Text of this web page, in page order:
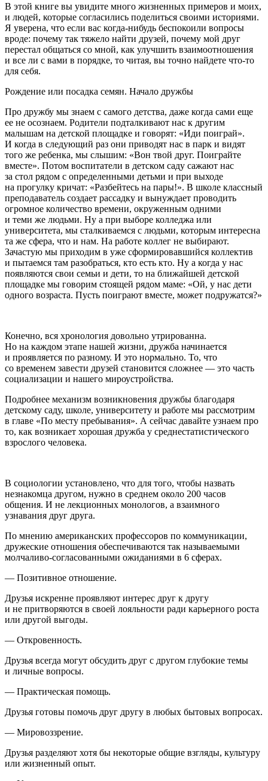
В этой книге вы увидите много жизненных примеров и моих,
и людей, которые согласились поделиться своими историями.
Я уверена, что если вас когда-нибудь беспокоили вопросы
вроде: почему так тяжело найти друзей, почему мой друг
перестал общаться со мной, как улучшить взаимоотношения
и все ли с вами в порядке, то читая, вы точно найдете что-то
для себя.
Рождение или посадка семян. Начало дружбы
Про дружбу мы знаем с самого детства, даже когда сами еще
ее не осознаем. Родители подталкивают нас к другим
малышам на детской площадке и говорят: «Иди поиграй».
И когда в следующий раз они приводят нас в парк и видят
того же ребенка, мы слышим: «Вон твой друг. Поиграйте
вместе». Потом воспитатели в детском саду сажают нас
за стол рядом с определенными детьми и при выходе
на прогулку кричат: «Разбейтесь на пары!». В школе классный
преподаватель создает рассадку и вынуждает проводить
огромное количество времени, окруженным одними
и теми же людьми. Ну а при выборе колледжа или
университета, мы сталкиваемся с людьми, которым интересна
та же сфера, что и нам. На работе коллег не выбирают.
Зачастую мы приходим в уже сформировавшийся коллектив
и пытаемся там разобраться, кто есть кто. Ну а когда у нас
появляются свои семьи и дети, то на ближайшей детской
площадке мы говорим стоящей рядом маме: «Ой, у нас дети
одного возраста. Пусть поиграют вместе, может подружатся?»
Конечно, вся хронология довольно утрированна.
Но на каждом этапе нашей жизни, дружба начинается
и проявляется по разному. И это нормально. То, что
со временем завести друзей становится сложнее — это часть
социализации и нашего мироустройства.
Подробнее механизм возникновения дружбы благодаря
детскому саду, школе, университету и работе мы рассмотрим
в главе «По месту пребывания». А сейчас давайте узнаем про
то, как возникает хорошая дружба у среднестатистического
взрослого человека.
В социологии установлено, что для того, чтобы назвать
незнакомца другом, нужно в среднем около 200 часов
общения. И не лекционных монологов, а взаимного
узнавания друг друга.
По мнению американских профессоров по коммуникации,
дружеские отношения обеспечиваются так называемыми
молчаливо-согласованными ожиданиями в 6 сферах.
— Позитивное отношение.
Друзья искренне проявляют интерес друг к другу
и не притворяются в своей лояльности ради карьерного роста
или другой выгоды.
— Откровенность.
Друзья всегда могут обсудить друг с другом глубокие темы
и личные вопросы.
— Практическая помощь.
Друзья готовы помочь друг другу в любых бытовых вопросах.
— Мировоззрение.
Друзья разделяют хотя бы некоторые общие взгляды, культуру
или жизненный опыт.